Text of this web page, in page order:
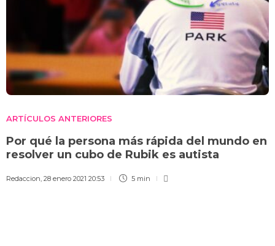
ARTÍCULOS ANTERIORES
Por qué la persona más rápida del mundo en
resolver un cubo de Rubik es autista
Redaccion, 28 enero 2021 20:53 5 min